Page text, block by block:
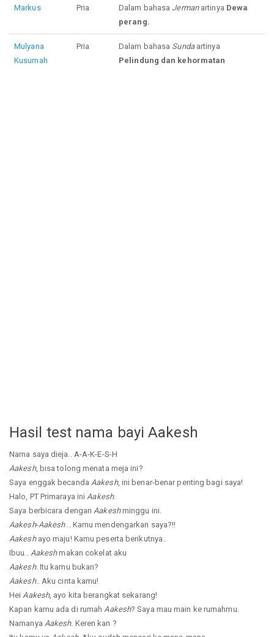
Markus Pria Dalam bahasa Jermanartinya Dewa
perang.
Mulyana
Kusumah
Pria Dalam bahasa Sundaartinya
Pelindung dan kehormatan
Hasil test nama bayi Aakesh
Nama saya dieja.. A-A-K-E-S-H
Aakesh, bisa tolong menata meja ini?
Saya enggak becanda Aakesh, ini benar-benar penting bagi saya!
Halo, PT Primaraya iniAakesh.
Saya berbicara denganAakeshminggu ini.
Aakesh-Aakesh.. Kamu mendengarkan saya?!!
Aakeshayo maju! Kamu peserta berikutnya..
Ibuu.. Aakeshmakan cokelat aku
Aakesh. Itu kamu bukan?
Aakesh.. Aku cinta kamu!
HeiAakesh, ayo kita berangkat sekarang!
Kapan kamu ada di rumahAakesh? Saya mau main ke rumahmu.
Namanya Aakesh. Keren kan ?